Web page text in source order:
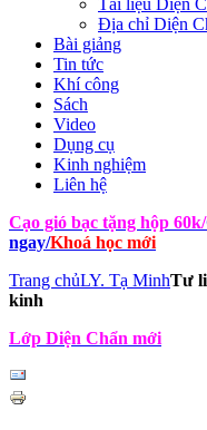
Tài liệu Diện
Địa chỉ Diện
Bài giảng
Tin tức
Khí công
Sách
Video
Dụng cụ
Kinh nghiệm
Liên hệ
Cạo gió bạc tặng hộp 60k/
ngay/Khoá học mới
Trang chủLY. Tạ MinhTư
kinh
Lớp Diện Chẩn mới